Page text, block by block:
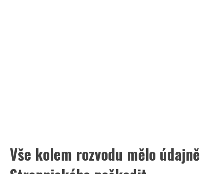
Vše kolem rozvodu mělo údajně